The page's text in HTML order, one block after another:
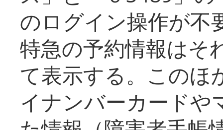
のログイン操作が不
特急の予約情報はそ
て表示する。このほ
イナンバーカードや